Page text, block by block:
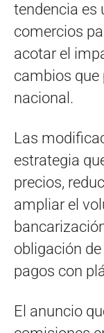
tendencia es
comercios
acotar el
cambios que
nacional.
Las
estrategia
precios,
ampliar el
obligación
pagos con
El anuncio